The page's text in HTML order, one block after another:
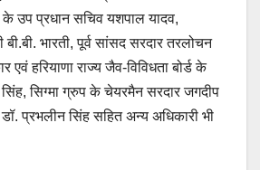
के उप प्रधान सचिव यशपाल यादव,
भारती, पूर्व सांसद सरदार तरलोचन
एवं हरियाणा राज्य जैव-विविधता बोर्ड के
सिग्मा ग्रुप के चेयरमैन सरदार जगदीप
प्रभलीन सिंह सहित अन्य अधिकारी भी